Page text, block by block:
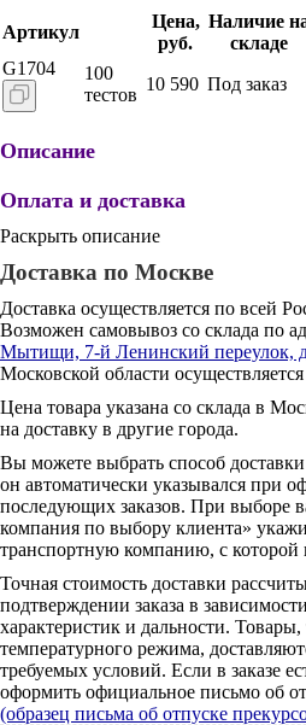
Артикул
Цена,
руб.
Наличие
складе
G1704
100
тестов
10 590 Под заказ
Описание
Оплата и доставка
Раскрыть описание
Доставка по Москве
Доставка осуществляется по всей
Возможен самовывоз со склада по
Мытищи, 7-й Ленинский переулок,
Московской области
Цена товара указана со склада в
на доставку в другие города.
Вы можете выбрать способ
он автоматически указывался при
последующих заказов. При выборе
компания по выбору клиента»
транспортную компанию, с которой
Точная стоимость доставки
подтверждении заказа в
характеристик и дальности.
температурного режима,
требуемых условий. Если в заказе
оформить официальное письмо об
(образец письма об отпуске